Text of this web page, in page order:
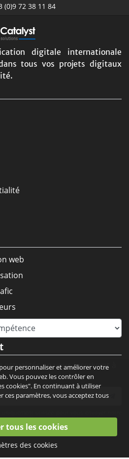
(0)9 72 38 11 84
digitale internationale
tous vos projets digitaux
web
actualités en vous inscrivant à
sur notrePolitique de confidentialité.
personnaliser et améliorer votre
Vous pouvez les contrôler en
cookies". En continuant à utiliser
ces paramètres, vous acceptez tous
des cookies